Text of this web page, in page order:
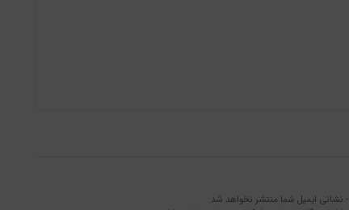
- نشانی ایمیل شما منتشر نخواهد شد.